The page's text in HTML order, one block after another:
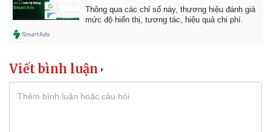
Thông qua các chỉ số này, thương hiệu đánh giá
mức độ hiển thị, tương tác, hiệu quả chi phí.
Viết bình luận